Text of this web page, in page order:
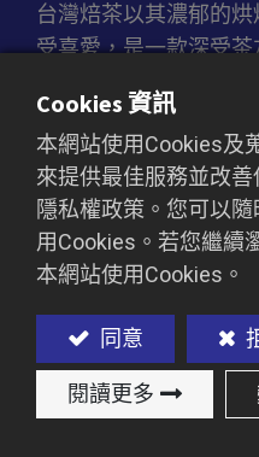
台灣焙茶以其濃郁的
受喜愛，是一款深受
堅果與焦糖韻味，層次
非常適合作為珍珠奶
品注入濃郁的香氣與溫
加
Cookies 資訊
本網站使用Cookies及
來提供最佳服務並改
隱私權政策。您可以
用Cookies。若您繼續
本網站使用Cookies。
同意
閱讀更多